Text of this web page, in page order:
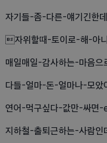
자기들-좀-다른-얘기긴한
자위할때-토이로-해-아
매일매일-감사하는-마음
다들-얼마-돈-얼마나-모
연어-먹구싶다-값만-싸면-
지하철-출퇴근하는-사람